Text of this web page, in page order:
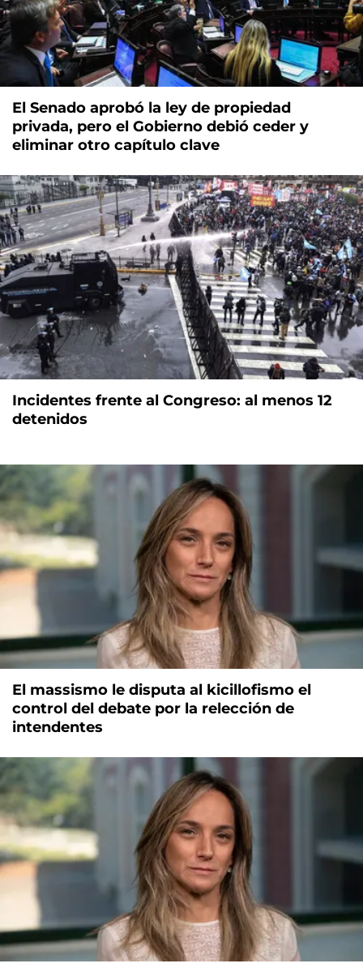
El Senado aprobó la ley de propiedad
privada, pero el Gobierno debió ceder y
eliminar otro capítulo clave
Incidentes frente al Congreso: al menos 12
detenidos
El massismo le disputa al kicillofismo el
control del debate por la relección de
intendentes